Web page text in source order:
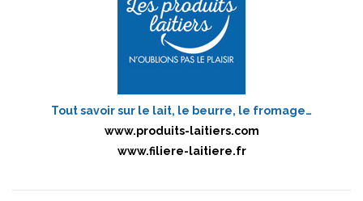
Tout savoir sur le lait, le beurre, le fromage…
www.produits-laitiers.com
www.filiere-laitiere.fr